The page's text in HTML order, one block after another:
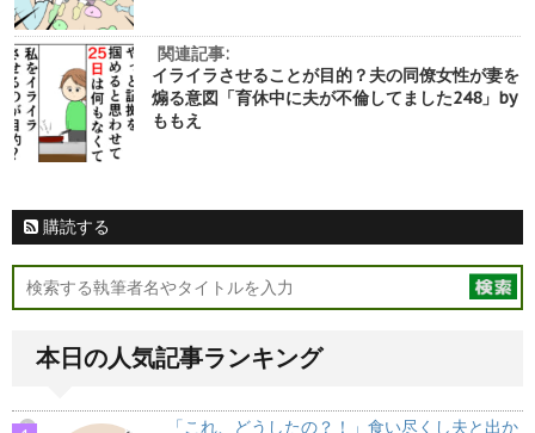
関連記事:
イライラさせることが目的？夫の同僚女性が妻を
煽る意図「育休中に夫が不倫してました248」by
ももえ
購読する
本日の人気記事ランキング
「これ、どうしたの？！」食い尽くし夫と出か